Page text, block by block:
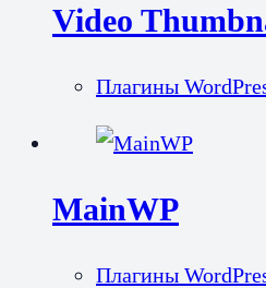
Video
Плагины
MainWP
Плагины